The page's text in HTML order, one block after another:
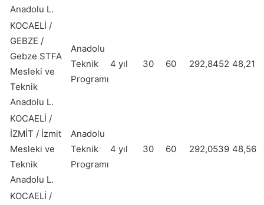
Anadolu L.
KOCAELİ /
GEBZE /
Gebze STFA
Mesleki ve
Teknik
Anadolu L.
Anadolu
Teknik
Programı
4 yıl 30 60 292,8452 48,21
KOCAELİ /
İZMİT / İzmit
Mesleki ve
Teknik
Anadolu L.
Anadolu
Teknik
Programı
4 yıl 30 60 292,0539 48,56
KOCAELİ /